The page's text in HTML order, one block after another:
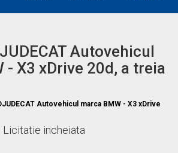
Autovehicul
- X3 xDrive 20d, a treia
Autovehicul marca BMW - X3 xDrive
Licitatie incheiata